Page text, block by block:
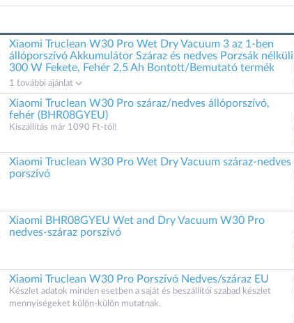
Xiaomi Truclean W30 Pro Wet Dry Vacuum 3 az 1-ben
állóporszívó Akkumulátor Száraz és nedves Porzsák nélküli
300 W Fekete, Fehér 2,5 Ah Bontott/Bemutató termék
1 további ajánlat
Xiaomi Truclean W30 Pro száraz/nedves állóporszívó,
fehér (BHR08GYEU)
Kiszállítás már 1090 Ft-tól!
Xiaomi Truclean W30 Pro Wet Dry Vacuum száraz-nedves
porszívó
Xiaomi BHR08GYEU Wet and Dry Vacuum W30 Pro
nedves-száraz porszívó
Xiaomi Truclean W30 Pro Porszívó Nedves/száraz EU
Készlet adatok minden esetben a saját és beszállítói szabad készlet
mennyiségeket külön-külön mutatnak.